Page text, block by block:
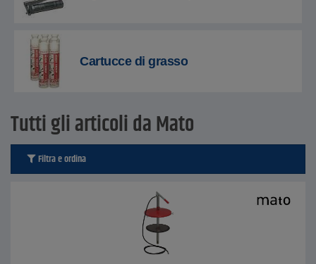
Cartucce di grasso
Tutti gli articoli da Mato
Filtra e ordina